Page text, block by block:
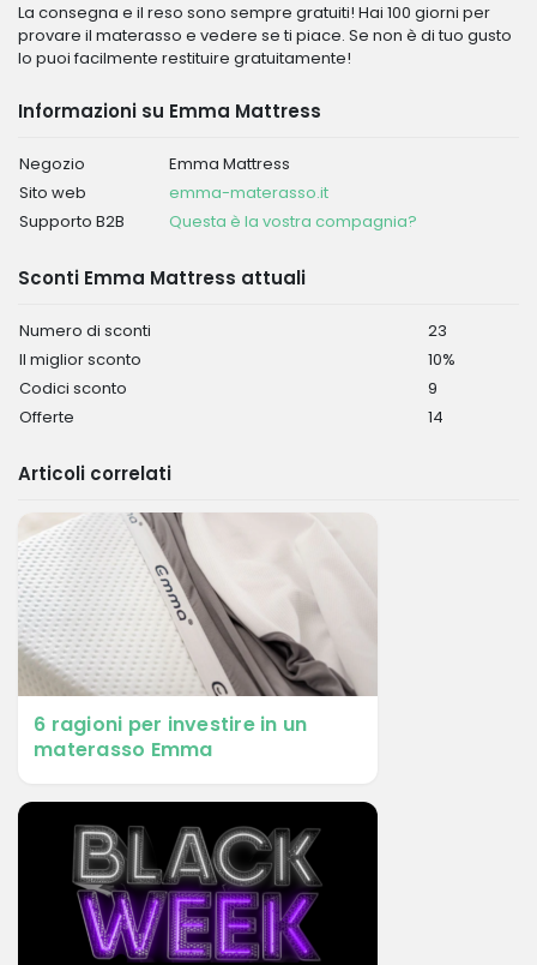
La consegna e il reso sono sempre gratuiti! Hai 100 giorni per
provare il materasso e vedere se ti piace. Se non è di tuo gusto
lo puoi facilmente restituire gratuitamente!
Informazioni su Emma Mattress
Negozio
Emma Mattress
Sito web
emma-materasso.it
Supporto B2B
Questa è la vostra compagnia?
Sconti Emma Mattress attuali
Numero di sconti
23
Il miglior sconto
10%
Codici sconto
9
Offerte
14
Articoli correlati
6 ragioni per investire in un
materasso Emma